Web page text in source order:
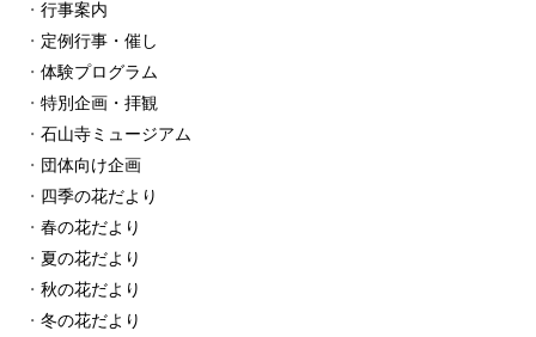
行事案内
定例行事・催し
体験プログラム
特別企画・拝観
石山寺ミュージアム
団体向け企画
四季の花だより
春の花だより
夏の花だより
秋の花だより
冬の花だより